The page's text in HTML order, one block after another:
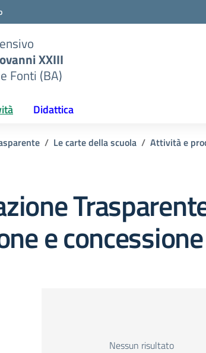
XXIII
Fonti (BA)
Didattica
Le carte della scuola Attività e
e concessione
Nessun risultato